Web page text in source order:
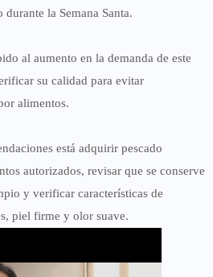
la Semana Santa.
al aumento en la demanda de este
su calidad para evitar
alimentos.
está adquirir pescado
autorizados, revisar que se conserve
y verificar características de
piel firme y olor suave.